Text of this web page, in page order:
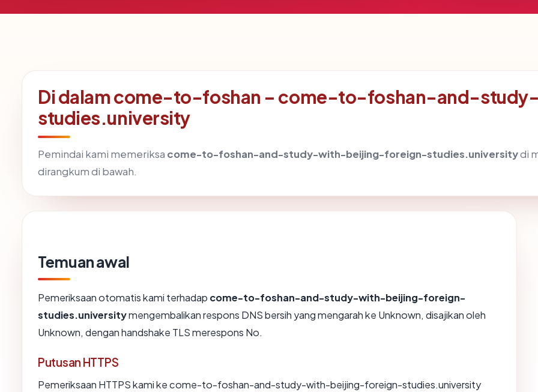
Di dalam come-to-foshan – come-to-foshan-and-
studies.university
Pemindai kami memeriksa come-to-foshan-and-study-with-beijing-foreign-studies.universitydi
dirangkum di bawah.
Temuan awal
Pemeriksaan otomatis kami terhadap come-to-foshan-and-study-with-beijing-foreign-
studies.universitymengembalikan respons DNS bersih yang mengarah ke Unknown, disajikan oleh
Unknown, dengan handshake TLS merespons No.
Putusan HTTPS
Pemeriksaan HTTPS kami ke come-to-foshan-and-study-with-beijing-foreign-studies.university